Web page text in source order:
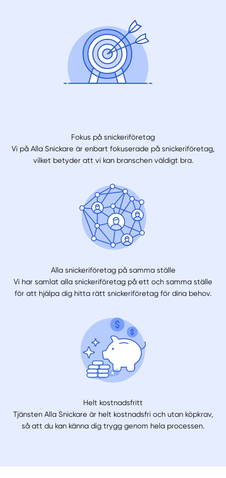
Fokus på snickeriföretag
Vi på Alla Snickare är enbart fokuserade på snickeriföretag,
vilket betyder att vi kan branschen väldigt bra.
Alla snickeriföretag på samma ställe
Vi har samlat alla snickeriföretag på ett och samma ställe
för att hjälpa dig hitta rätt snickeriföretag för dina behov.
Helt kostnadsfritt
Tjänsten Alla Snickare är helt kostnadsfri och utan köpkrav,
så att du kan känna dig trygg genom hela processen.